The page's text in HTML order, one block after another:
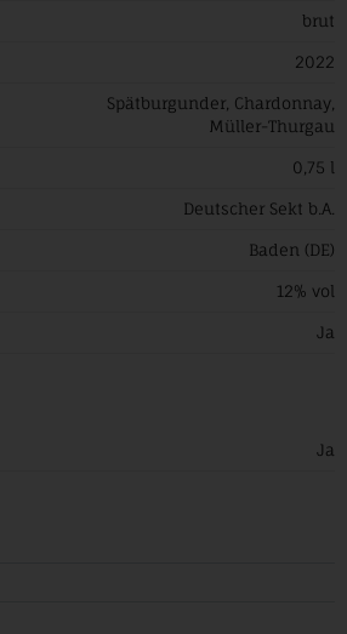
brut
2022
Spätburgunder, Chardonnay,
Müller-Thurgau
0,75 l
Deutscher Sekt b.A.
Baden (DE)
12% vol
Ja
Ja